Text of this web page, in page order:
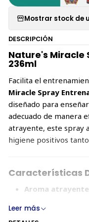
Mostrar stock de
DESCRIPCIÓN
Nature's Miracle
236ml
Facilita el
Miracle Spray
diseñado para
adecuado de manera
atrayente, este spray
higiene positivos
Características
Aroma atrayente
indicada.
Leer más